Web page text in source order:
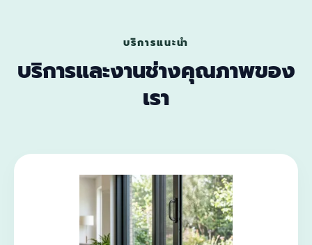
บริการแนะนำ
บริการและงานช่างคุณภาพของ
เรา